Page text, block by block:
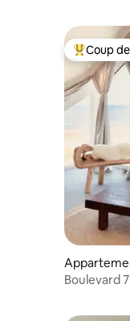
Coups de
Coup
Boulevard